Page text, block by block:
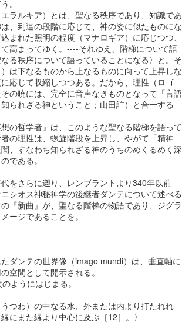
。
ラルキア）とは、聖なる秩序であり、知識であ
、到達の段階に応じて、神の姿に似たものにな
まれた照明の程度（マナロギア）に応じつつ、
高まってゆく。----それゆえ、階梯について語
る秩序について語っていることになる〉と。そ
は下なるものから上なるものに向って上昇しな
応じて収縮しつつある。だから、理性（ロゴ
の暁には、完全に音声なきものとなって「言語
られざる神ということ；山田註）と合一する
の哲学者』は、このような聖なる階梯を語って
の理性は、螺旋階段を上昇し、やがて「精神
闇、すなわち知られざる神のうちのめくるめく深
である。
をさらに遡り、レンブラントより340年以前
シオス神秘神学の後継者ダンテについて述べる
『新曲』が、聖なる階梯の物語であり、ジグラ
ージであることを。
ダンテの世界像（imago mundi）は、垂直軸に
空間として開示される。
ようにはじまる。
つわ）の中なる水、外または内より打たれれ
にまた縁より中心に及ぶ［12］。〉